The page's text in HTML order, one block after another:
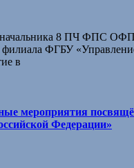
начальника 8 ПЧ ФПС
филиала ФГБУ
в
мероприятия
Федерации»